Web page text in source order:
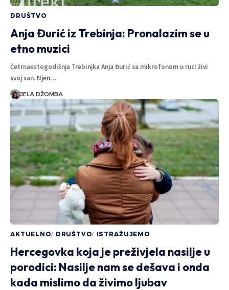
DRUŠTVO
Anja Đurić iz Trebinja: Pronalazim se u
etno muzici
Četrnaestogodišnja Trebinjka Anja Đurić sa mikrofonom u ruci živi
svoj san. Njen…
JELA DŽOMBA
AKTUELNO DRUŠTVO ISTRAŽUJEMO
Hercegovka koja je preživjela nasilje u
porodici: Nasilje nam se dešava i onda
kada mislimo da živimo ljubav